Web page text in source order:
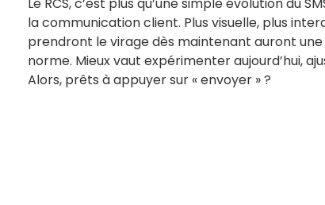
la communication client. Plus visuelle, plus
prendront le virage dès maintenant auront
norme. Mieux vaut expérimenter aujourd’hui,
Alors, prêts à appuyer sur « envoyer » ?